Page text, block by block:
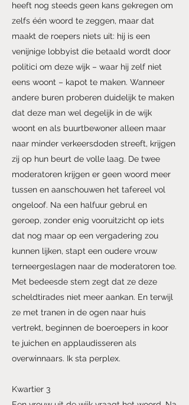
heeft nog steeds geen kans gekregen om
zelfs één woord te zeggen, maar dat
maakt de roepers niets uit: hij is een
venijnige lobbyist die betaald wordt door
politici om deze wijk – waar hij zelf niet
eens woont – kapot te maken. Wanneer
andere buren proberen duidelijk te maken
dat deze man wel degelijk in de wijk
woont en als buurtbewoner alleen maar
naar minder verkeersdoden streeft, krijgen
zij op hun beurt de volle laag. De twee
moderatoren krijgen er geen woord meer
tussen en aanschouwen het tafereel vol
ongeloof. Na een halfuur gebrul en
geroep, zonder enig vooruitzicht op iets
dat nog maar op een vergadering zou
kunnen lijken, stapt een oudere vrouw
terneergeslagen naar de moderatoren toe.
Met bedeesde stem zegt dat ze deze
scheldtirades niet meer aankan. En terwijl
ze met tranen in de ogen naar huis
vertrekt, beginnen de boeroepers in koor
te juichen en applaudisseren als
overwinnaars. Ik sta perplex.
Kwartier 3